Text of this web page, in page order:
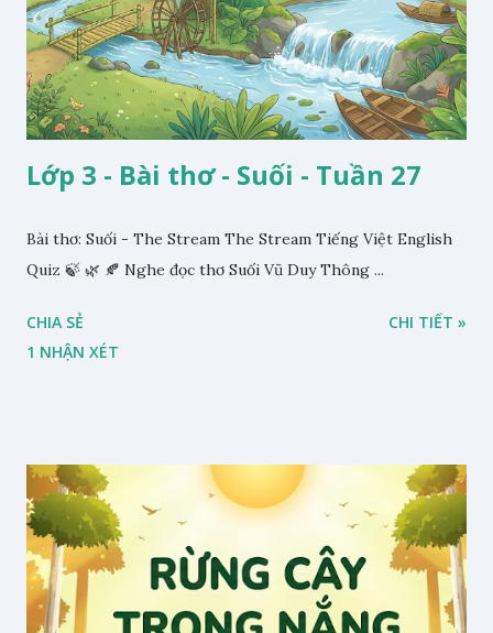
Lớp 3 - Bài thơ - Suối - Tuần 27
Bài thơ: Suối - The Stream The Stream Tiếng Việt English
Quiz 🍃 🌿 🍂 Nghe đọc thơ Suối Vũ Duy Thông ...
CHIA SẺ
1 NHẬN XÉT
CHI TIẾT »